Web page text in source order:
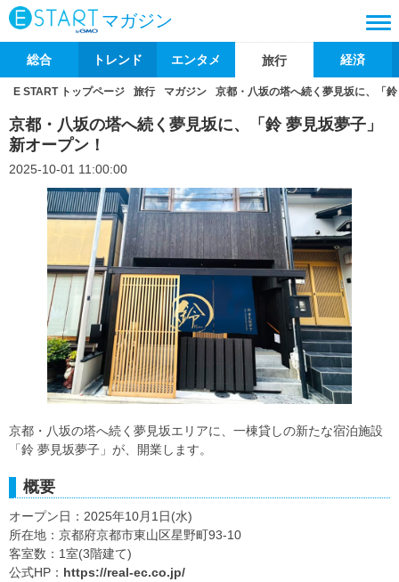
マガジン
総合 トレンド エンタメ 旅行 経済
E START トップページ 旅行 マガジン 京都・八坂の塔へ続く夢見坂に、「
京都・八坂の塔へ続く夢見坂に、「鈴 夢見坂夢子」
新オープン！
2025-10-01 11:00:00
京都・八坂の塔へ続く夢見坂エリアに、一棟貸しの新たな宿泊施設
「鈴 夢見坂夢子」が、開業します。
概要
オープン日：2025年10月1日(水)
所在地：京都府京都市東山区星野町93-10
客室数：1室(3階建て)
公式HP： https://real-ec.co.jp/